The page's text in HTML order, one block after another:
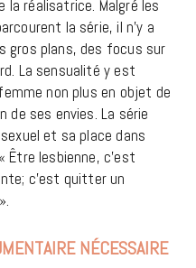
réalisatrice. Malgré les
la série, il n’y a
gros plans, des focus sur
La sensualité y est
non plus en objet de
de ses envies. La série
et sa place dans
Être lesbienne, c’est
c’est quitter un
NÉCESSAIRE